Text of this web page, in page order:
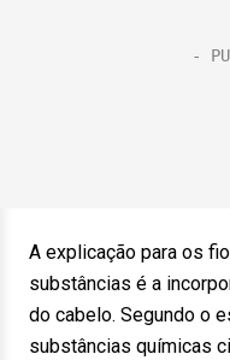
A explicação para os
substâncias é a
do cabelo. Segundo o
substâncias químicas